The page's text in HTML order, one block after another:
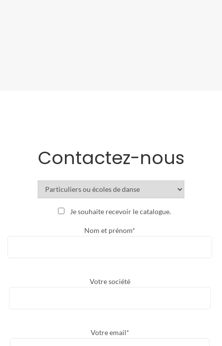
Contactez-nous
Je souhaite recevoir le catalogue.
Nom et prénom*
Votre société
Votre email*